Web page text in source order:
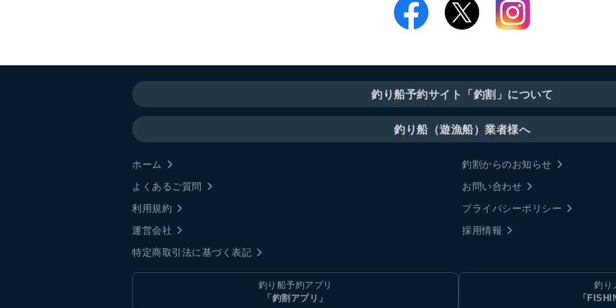
釣り船予約サイト「釣割」について
釣り船（遊漁船）業者様へ
ホーム
釣割からのお知らせ
よくあるご質問
お問い合わせ
利用規約
プライバシーポリシー
運営会社
採用情報
特定商取引法に基づく表記
釣り船予約アプリ
「釣割アプリ」
釣り
「